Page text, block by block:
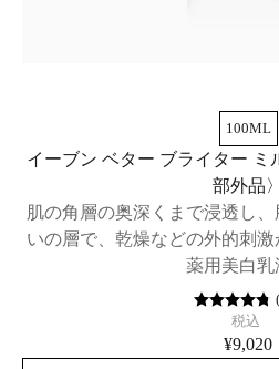
100ML
イーブン ベター ブライター ミ
部外品〉
肌の角層の奥深くまで浸透し
いの層で、乾燥などの外的刺激
薬用美白乳
(
税込
¥9,020